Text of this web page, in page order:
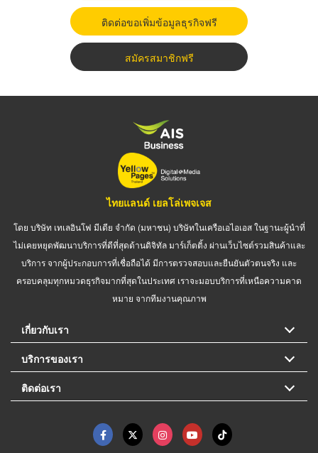
ติดต่อขอเพิ่มข้อมูลธุรกิจฟรี
สมัครสมาชิกฟรี
ไทยแลนด์ เยลโล่เพจเจส
โดย บริษัท เทเลอินโฟ มีเดีย จำกัด (มหาชน) บริษัทในเครือเอไอเอส ในฐานะผู้นำที่
ไม่เคยหยุดพัฒนาบริการที่ดีที่สุดด้านดิจิทัล มาร์เก็ตติ้ง ผ่านเว็บไซต์รวมสินค้าและ
บริการ จากผู้ประกอบการที่เชื่อถือได้ มีการตรวจสอบและยืนยันตัวตนจริง และ
ครอบคลุมทุกหมวดธุรกิจมากที่สุดในประเทศ เราจะมอบบริการที่เหนือความคาด
หมาย จากทีมงานคุณภาพ
เกี่ยวกับเรา
บริการของเรา
ติดต่อเรา